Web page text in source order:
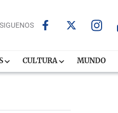
SIGUENOS
CULTURA MUNDO